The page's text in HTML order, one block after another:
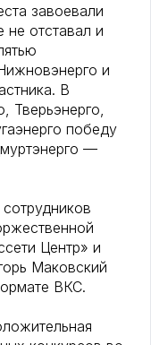
завоевали
не отставал и
и
В
Тверьэнерго,
победу
—
Центр» и
Маковский
ВКС.